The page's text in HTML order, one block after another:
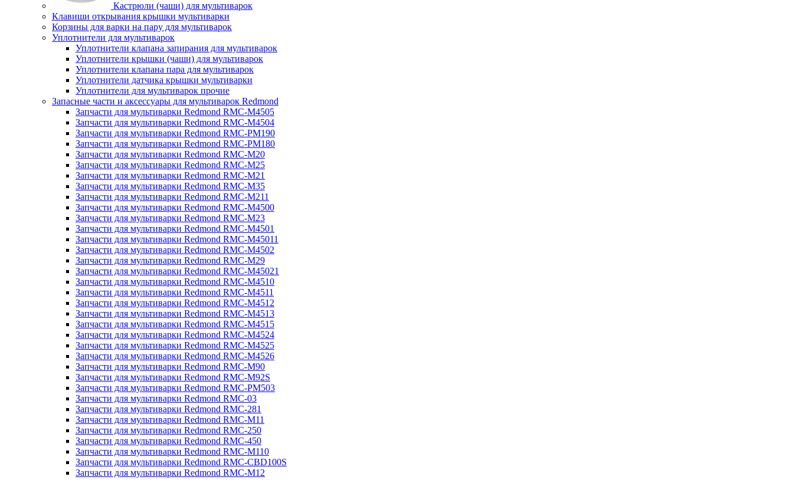
Кастрюли (чаши) для мультиварок
Клавиши открывания крышки мультиварки
Корзины для варки на пару для мультиварок
Уплотнители для мультиварок
Уплотнители клапана запирания для мультиварок
Уплотнители крышки (чаши) для мультиварок
Уплотнители клапана пара для мультиварок
Уплотнители датчика крышки мультиварки
Уплотнители для мультиварок прочие
Запасные части и аксессуары для мультиварок Redmond
Запчасти для мультиварки Redmond RMC-M4505
Запчасти для мультиварки Redmond RMC-M4504
Запчасти для мультиварки Redmond RMC-PM190
Запчасти для мультиварки Redmond RMC-PM180
Запчасти для мультиварки Redmond RMC-M20
Запчасти для мультиварки Redmond RMC-M25
Запчасти для мультиварки Redmond RMC-M21
Запчасти для мультиварки Redmond RMC-M35
Запчасти для мультиварки Redmond RMC-M211
Запчасти для мультиварки Redmond RMC-M4500
Запчасти для мультиварки Redmond RMC-M23
Запчасти для мультиварки Redmond RMC-M4501
Запчасти для мультиварки Redmond RMC-M45011
Запчасти для мультиварки Redmond RMC-M4502
Запчасти для мультиварки Redmond RMC-M29
Запчасти для мультиварки Redmond RMC-M45021
Запчасти для мультиварки Redmond RMC-M4510
Запчасти для мультиварки Redmond RMC-M4511
Запчасти для мультиварки Redmond RMC-M4512
Запчасти для мультиварки Redmond RMC-M4513
Запчасти для мультиварки Redmond RMC-M4515
Запчасти для мультиварки Redmond RMC-M4524
Запчасти для мультиварки Redmond RMC-M4525
Запчасти для мультиварки Redmond RMC-M4526
Запчасти для мультиварки Redmond RMC-M90
Запчасти для мультиварки Redmond RMC-M92S
Запчасти для мультиварки Redmond RMC-PM503
Запчасти для мультиварки Redmond RMC-03
Запчасти для мультиварки Redmond RMC-281
Запчасти для мультиварки Redmond RMC-M11
Запчасти для мультиварки Redmond RMC-250
Запчасти для мультиварки Redmond RMC-450
Запчасти для мультиварки Redmond RMC-M110
Запчасти для мультиварки Redmond RMC-CBD100S
Запчасти для мультиварки Redmond RMC-M12